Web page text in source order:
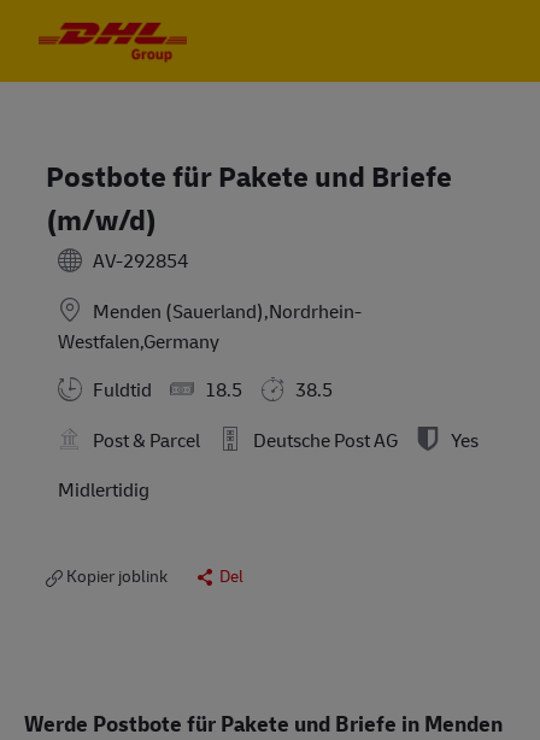
Postbote für Pakete und Briefe
(m/w/d)
AV-292854
Menden (Sauerland),Nordrhein-
Westfalen,Germany
Fuldtid
18.5
38.5
Post & Parcel
Deutsche Post AG
Yes
Midlertidig
Kopier joblink Del
Werde Postbote für Pakete und Briefe in Menden